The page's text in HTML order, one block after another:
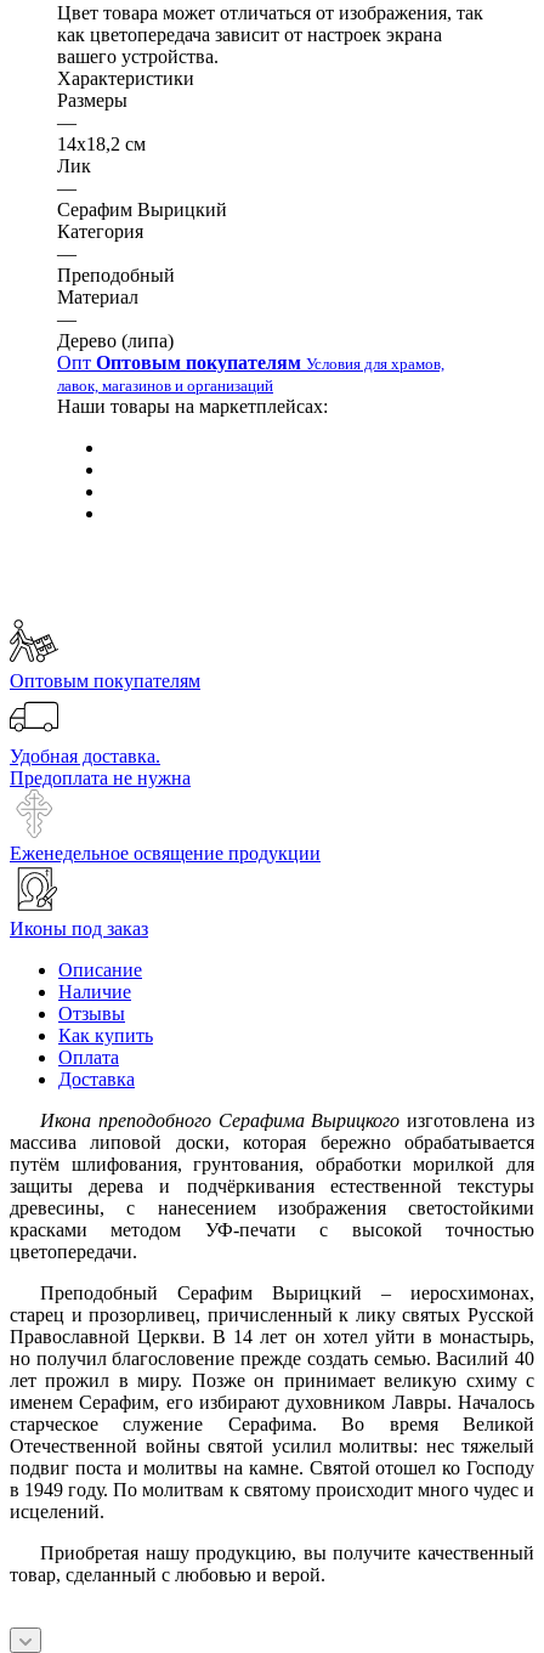
Цвет товара может отличаться от изображения, так
как цветопередача зависит от настроек экрана
вашего устройства.
Характеристики
Размеры
—
14х18,2 см
Лик
—
Серафим Вырицкий
Категория
—
Преподобный
Материал
—
Дерево (липа)
Опт Оптовым покупателям Условия для храмов,
лавок, магазинов и организаций
Наши товары на маркетплейсах:
Оптовым покупателям
Удобная доставка.
Предоплата не нужна
Еженедельное освящение продукции
Иконы под заказ
Описание
Наличие
Отзывы
Как купить
Оплата
Доставка
Икона преподобного Серафима Вырицкого изготовлена из
массива липовой доски, которая бережно обрабатывается
путём шлифования, грунтования, обработки морилкой для
защиты дерева и подчёркивания естественной текстуры
древесины, с нанесением изображения светостойкими
красками методом УФ-печати с высокой точностью
цветопередачи.
Преподобный Серафим Вырицкий – иеросхимонах,
старец и прозорливец, причисленный к лику святых Русской
Православной Церкви. В 14 лет он хотел уйти в монастырь,
но получил благословение прежде создать семью. Василий 40
лет прожил в миру. Позже он принимает великую схиму с
именем Серафим, его избирают духовником Лавры. Началось
старческое служение Серафима. Во время Великой
Отечественной войны святой усилил молитвы: нес тяжелый
подвиг поста и молитвы на камне. Святой отошел ко Господу
в 1949 году. По молитвам к святому происходит много чудес и
исцелений.
Приобретая нашу продукцию, вы получите качественный
товар, сделанный с любовью и верой.